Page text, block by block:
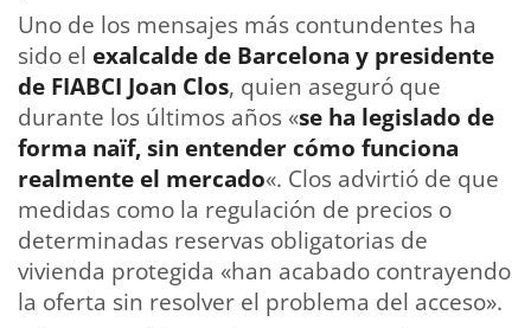
Uno de los mensajes más contundentes ha
sido el exalcalde de Barcelona y presidente
de FIABCI Joan Clos, quien aseguró que
durante los últimos años «se ha legislado de
forma naïf, sin entender cómo funciona
realmente el mercado«. Clos advirtió de que
medidas como la regulación de precios o
determinadas reservas obligatorias de
vivienda protegida «han acabado contrayendo
la oferta sin resolver el problema del acceso».